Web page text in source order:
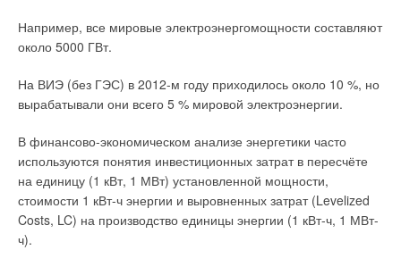
Например, все мировые электроэнергомощности составляют
около 5000 ГВт.
На ВИЭ (без ГЭС) в 2012-м году приходилось около 10 %, но
вырабатывали они всего 5 % мировой электроэнергии.
В финансово-экономическом анализе энергетики часто
используются понятия инвестиционных затрат в пересчёте
на единицу (1 кВт, 1 МВт) установленной мощности,
стоимости 1 кВт-ч энергии и выровненных затрат (Levelized
Costs, LC) на производство единицы энергии (1 кВт-ч, 1 МВт-
ч).